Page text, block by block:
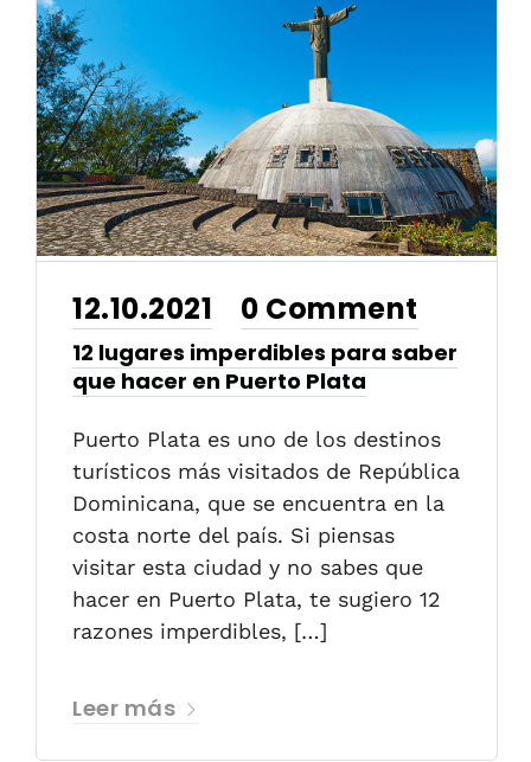
12.10.2021 0 Comment
12 lugares imperdibles para saber
que hacer en Puerto Plata
Puerto Plata es uno de los destinos
turísticos más visitados de República
Dominicana, que se encuentra en la
costa norte del país. Si piensas
visitar esta ciudad y no sabes que
hacer en Puerto Plata, te sugiero 12
razones imperdibles, […]
Leer más